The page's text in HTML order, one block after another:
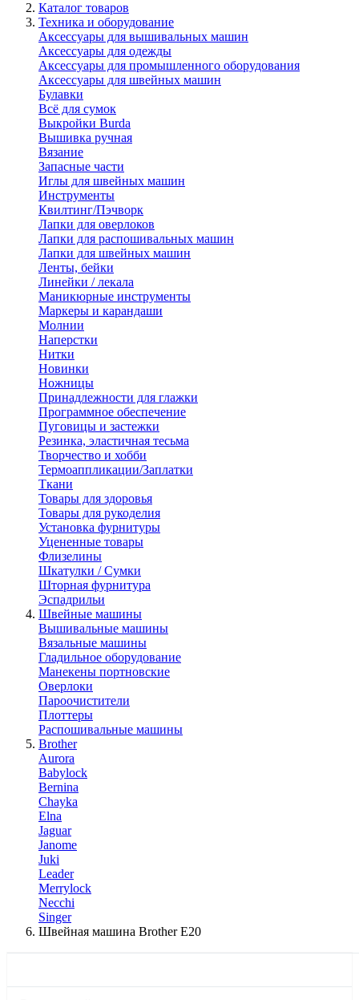
Каталог товаров
Техника и оборудование
Аксессуары для вышивальных машин
Аксессуары для одежды
Аксессуары для промышленного оборудования
Аксессуары для швейных машин
Булавки
Всё для сумок
Выкройки Burda
Вышивка ручная
Вязание
Запасные части
Иглы для швейных машин
Инструменты
Квилтинг/Пэчворк
Лапки для оверлоков
Лапки для распошивальных машин
Лапки для швейных машин
Ленты, бейки
Линейки / лекала
Маникюрные инструменты
Маркеры и карандаши
Молнии
Наперстки
Нитки
Новинки
Ножницы
Принадлежности для глажки
Программное обеспечение
Пуговицы и застежки
Резинка, эластичная тесьма
Творчество и хобби
Термоаппликации/Заплатки
Ткани
Товары для здоровья
Товары для рукоделия
Установка фурнитуры
Уцененные товары
Флизелины
Шкатулки / Сумки
Шторная фурнитура
Эспадрильи
Швейные машины
Вышивальные машины
Вязальные машины
Гладильное оборудование
Манекены портновские
Оверлоки
Пароочистители
Плоттеры
Распошивальные машины
Brother
Aurora
Babylock
Bernina
Chayka
Elna
Jaguar
Janome
Juki
Leader
Merrylock
Necchi
Singer
Швейная машина Brother E20